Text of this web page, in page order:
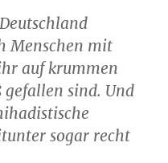
Menschen mit
auf krummen
gefallen sind. Und
sogar recht